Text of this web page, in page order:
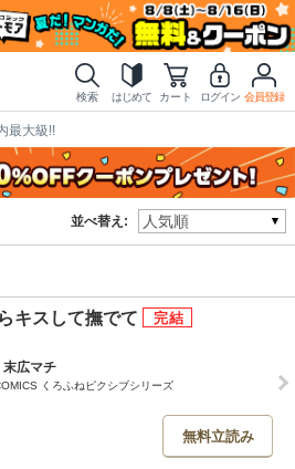
検索 はじめて カート ログイン 会員登録
最大級!!
並べ替え:
キスして撫でて
末広マチ
くろふねピクシブシリーズ
無料立読み